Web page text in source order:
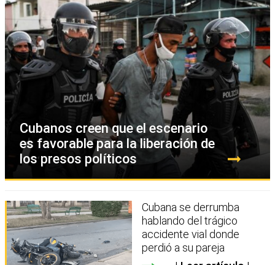
Cubanos creen que el escenario
es favorable para la liberación de
los presos políticos
Cubana se derrumba
hablando del trágico
accidente vial donde
perdió a su pareja